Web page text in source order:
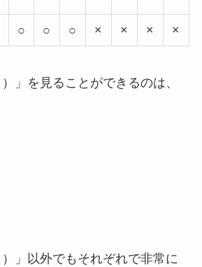
○ ○ ○ × × × ×
」を見ることができるのは、
）」以外でもそれぞれで非常に